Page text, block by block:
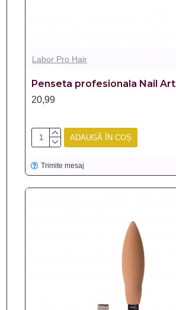
Labor Pro Hair
Penseta profesionala Nail Art
20,99
ADAUGĂ ÎN COȘ
Trimite mesaj